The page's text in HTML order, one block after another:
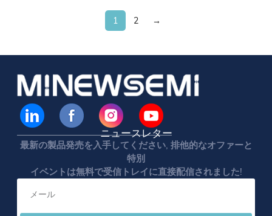
1 2 →
ニュースレター
最新の製品発売を入手してください, 排他的なオファーと
特別
イベントは無料で受信トレイに直接配信されました!